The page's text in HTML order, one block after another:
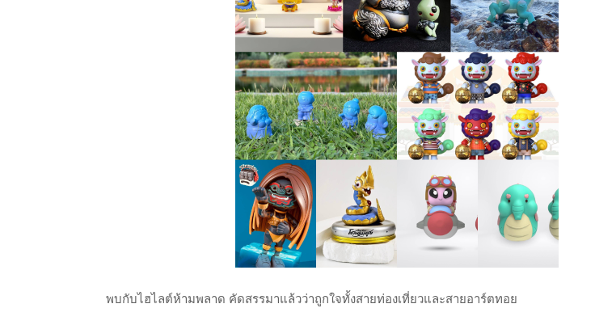
พบกับไฮไลต์ห้ามพลาด คัดสรรมาแล้วว่าถูกใจทั้งสายท่องเที่ยวและสายอาร์ตทอย